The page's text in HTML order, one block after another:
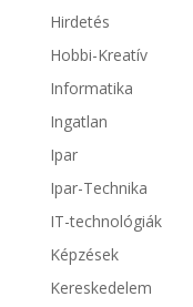
Hirdetés
Hobbi-Kreatív
Informatika
Ingatlan
Ipar
Ipar-Technika
IT-technológiák
Képzések
Kereskedelem